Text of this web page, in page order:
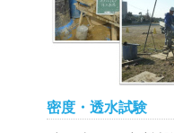
密度・透水試験